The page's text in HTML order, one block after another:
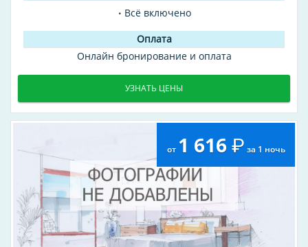
Всё включено
Онлайн бронирование и оплата
УЗНАТЬ ЦЕНЫ
от 1 616 за 1 ночь